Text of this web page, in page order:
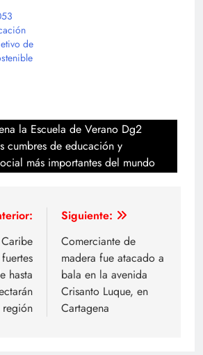
de
la Escuela de Verano Dg2
cumbres de educación y
más importantes del mundo
hasta
región
Siguiente:
Comerciante de
madera fue atacado a
bala en la avenida
Crisanto Luque, en
Cartagena